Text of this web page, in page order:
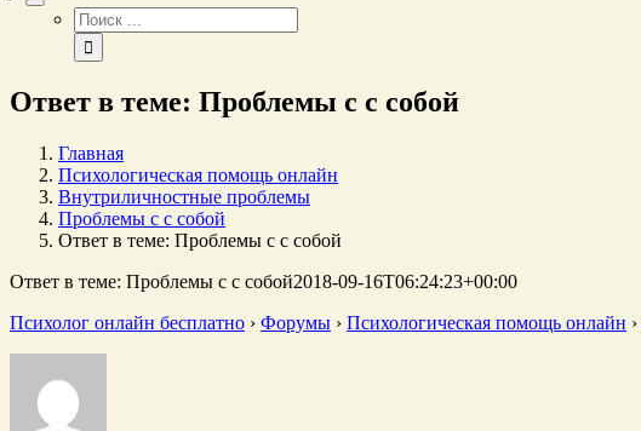
Результат
поиска:
Ответ в теме: Проблемы с с собой
Главная
Психологическая помощь онлайн
Внутриличностные проблемы
Проблемы с с собой
Ответ в теме: Проблемы с с собой
Ответ в теме: Проблемы с с собой2018-09-16T06:24:23+00:00
Психолог онлайн бесплатно › Форумы › Психологическая помощь онлайн ›